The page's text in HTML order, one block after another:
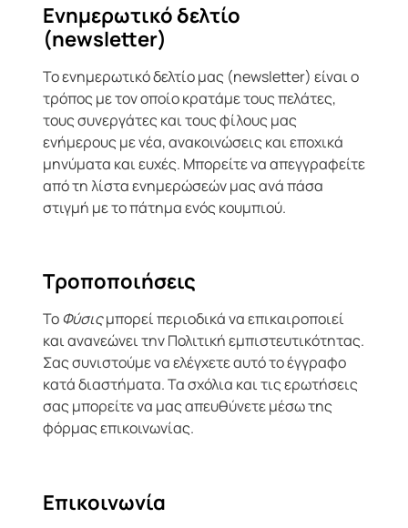
Ενημερωτικό δελτίο
(newsletter)
Το ενημερωτικό δελτίο μας (newsletter) είναι ο
τρόπος με τον οποίο κρατάμε τους πελάτες,
τους συνεργάτες και τους φίλους μας
ενήμερους με νέα, ανακοινώσεις και εποχικά
μηνύματα και ευχές. Μπορείτε να απεγγραφείτε
από τη λίστα ενημερώσεών μας ανά πάσα
στιγμή με το πάτημα ενός κουμπιού.
Τροποποιήσεις
ΤοΦύσιςμπορεί περιοδικά να επικαιροποιεί
και ανανεώνει την Πολιτική εμπιστευτικότητας.
Σας συνιστούμε να ελέγχετε αυτό το έγγραφο
κατά διαστήματα. Τα σχόλια και τις ερωτήσεις
σας μπορείτε να μας απευθύνετε μέσω της
φόρμας επικοινωνίας.
Επικοινωνία